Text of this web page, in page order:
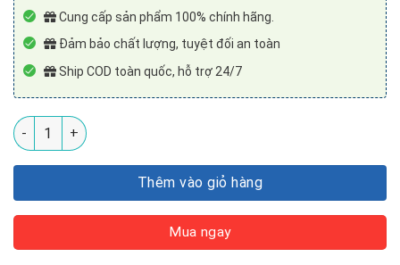
Cung cấp sản phẩm 100% chính hãng.
Đảm bảo chất lượng, tuyệt đối an toàn
Ship COD toàn quốc, hỗ trợ 24/7
Xà Phòng Ngừa Mụn Lưng Coboté số lượng
Thêm vào giỏ hàng
Mua ngay